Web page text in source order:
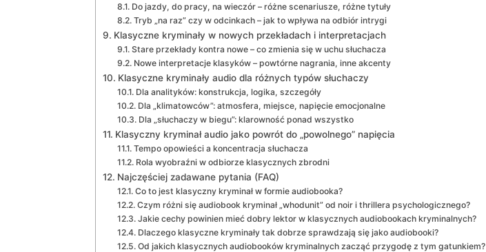
Do jazdy, do pracy, na wieczór – różne scenariusze, różne tytuły
Tryb „na raz” czy w odcinkach – jak to wpływa na odbiór intrygi
Klasyczne kryminały w nowych przekładach i interpretacjach
Stare przekłady kontra nowe – co zmienia się w uchu słuchacza
Nowe interpretacje klasyków – powtórne nagrania, inne akcenty
Klasyczne kryminały audio dla różnych typów słuchaczy
Dla analityków: konstrukcja, logika, szczegóły
Dla „klimatowców”: atmosfera, miejsce, napięcie emocjonalne
Dla „słuchaczy w biegu”: klarowność ponad wszystko
Klasyczny kryminał audio jako powrót do „powolnego” napięcia
Tempo opowieści a koncentracja słuchacza
Rola wyobraźni w odbiorze klasycznych zbrodni
Najczęściej zadawane pytania (FAQ)
Co to jest klasyczny kryminał w formie audiobooka?
Czym różni się audiobook kryminał „whodunit” od noir i thrillera psychologicznego?
Jakie cechy powinien mieć dobry lektor w klasycznych audiobookach kryminalnych?
Dlaczego klasyczne kryminały tak dobrze sprawdzają się jako audiobooki?
Od jakich klasycznych audiobooków kryminalnych zacząć przygodę z tym gatunkiem?